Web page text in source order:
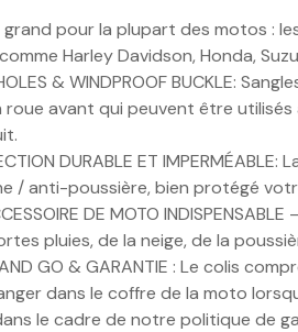
grand pour la plupart des motos :
Harley Davidson, Honda,
& WINDPROOF BUCKLE:
roue avant qui peuvent être
DURABLE ET
/ anti-poussière, bien protégé
DE MOTO
pluies, de la neige, de la
AND GO & GARANTIE : Le colis
dans le coffre de la moto
le cadre de notre politique de